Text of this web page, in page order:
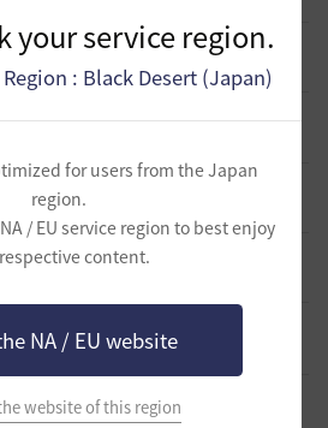
your service region.
: Black Desert (Japan)
for users from the Japan
region.
/ EU service region to best enjoy
content.
NA / EU website
website of this region
らぁ…なこと？
ノウワン 1 日前
方について
歩くマシュマロ-日本
記録日誌 9～12章について
黒い砂漠 7 日前
ハイデル宴会スクショ【どうなる？】
声アプデリンク追記）